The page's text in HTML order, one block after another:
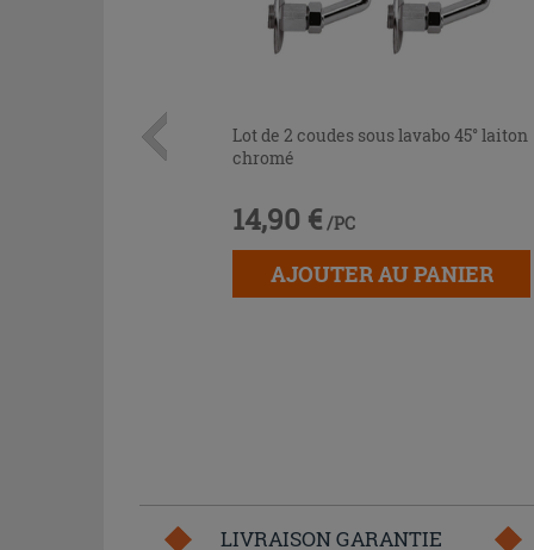
Lot de 2 coudes sous lavabo 45° laiton
chromé
14,90 € /PC
AJOUTER AU PANIER
LIVRAISON GARANTIE